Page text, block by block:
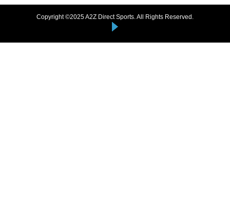
Copyright ©2025 A2Z Direct Sports. All Rights Reserved.